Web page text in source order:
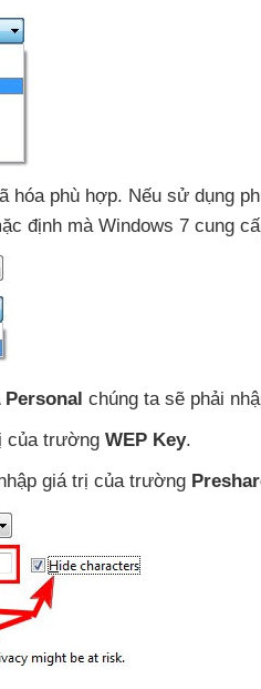
hóa phù hợp. Nếu sử dụng
định mà Windows 7 cung
Personal chúng ta sẽ phải
của trường WEP Key.
giá trị của trường